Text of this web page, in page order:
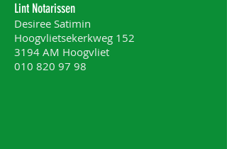
Lint Notarissen
Desiree Satimin
Hoogvlietsekerkweg 152
3194 AM Hoogvliet
010 820 97 98